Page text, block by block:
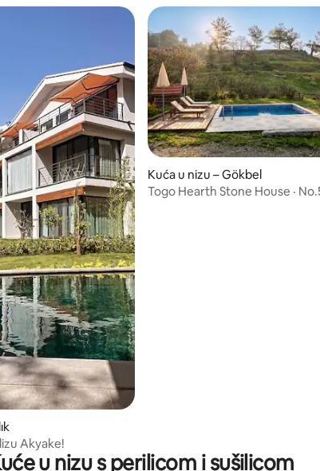
3
Akyake!
Kuća u nizu – Gökbel
Togo Hearth Stone House ·
u nizu s perilicom i sušilicom